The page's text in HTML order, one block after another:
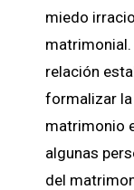
miedo
matrimonial.
relación
formalizar
matrimonio
algunas
del